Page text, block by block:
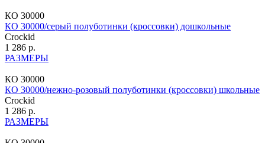
КО 30000
КО 30000/серый полуботинки (кроссовки) дошкольные
Crockid
1 286 р.
РАЗМЕРЫ
КО 30000
КО 30000/нежно-розовый полуботинки (кроссовки) школьные
Crockid
1 286 р.
РАЗМЕРЫ